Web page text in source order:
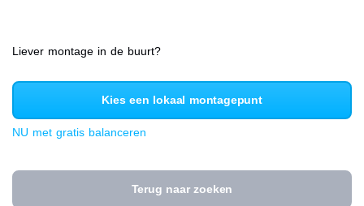
Liever montage in de buurt?
Kies een lokaal montagepunt
NU met gratis balanceren
Terug naar zoeken